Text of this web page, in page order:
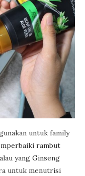
untuk family
rambut
yang Ginseng
untuk menutrisi